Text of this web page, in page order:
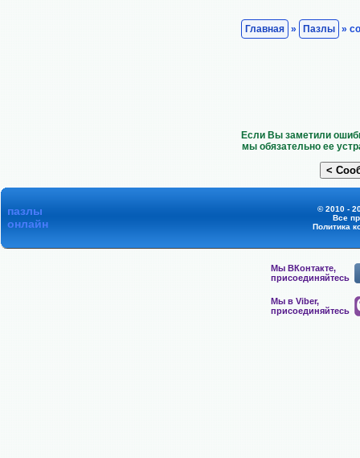
Главная » Пазлы »
Если Вы заметили
мы обязательно ее
пазлы
онлайн
© 2010 -
Все
Политика
Мы ВКонтакте,
присоединяйтесь
Мы в Viber,
присоединяйтесь